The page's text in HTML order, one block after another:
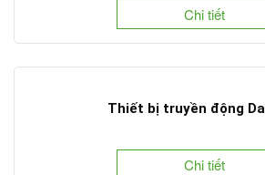
Chi tiết
Thiết bị truyền động
Chi tiết